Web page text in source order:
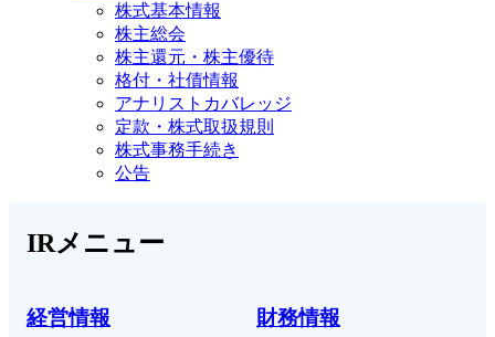
株式基本情報
株主総会
株主還元・株主優待
格付・社債情報
アナリストカバレッジ
定款・株式取扱規則
株式事務手続き
公告
IRメニュー
経営情報 財務情報